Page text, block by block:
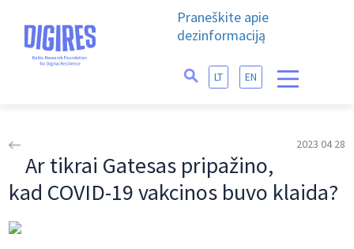
Praneškite apie
dezinformaciją
LT EN
2023 04 28
Ar tikrai Gatesas pripažino,
kad COVID-19 vakcinos buvo klaida?